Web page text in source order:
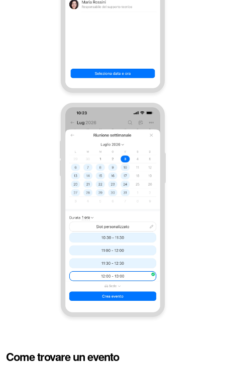
Mio profilo
Bitrix24 On-Premise
Bitrix24 Messenger
Domande generali
INIZIA GRATIS
ACCEDI
Come trovare un evento